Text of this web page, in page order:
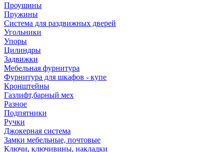
Проушины
Пружины
Система для раздвижных дверей
Угольники
Упоры
Цилиндры
Задвижки
Мебельная фурнитура
Фурнитура для шкафов - купе
Кронштейны
Газлифт,барный мех
Разное
Подпятники
Ручки
Джокерная система
Замки мебельные, почтовые
Ключи, ключивины, накладки